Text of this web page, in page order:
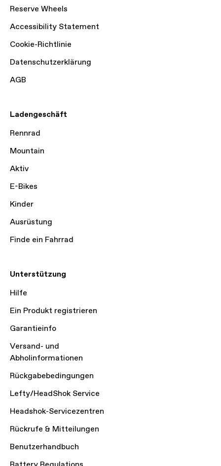
Reserve Wheels
Accessibility Statement
Cookie-Richtlinie
Datenschutzerklärung
AGB
Ladengeschäft
Rennrad
Mountain
Aktiv
E-Bikes
Kinder
Ausrüstung
Finde ein Fahrrad
Unterstützung
Hilfe
Ein Produkt registrieren
Garantieinfo
Versand- und
Abholinformationen
Rückgabebedingungen
Lefty/HeadShok Service
Headshok-Servicezentren
Rückrufe & Mitteilungen
Benutzerhandbuch